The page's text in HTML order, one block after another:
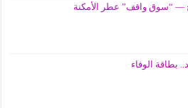
— “سوق واقف” عطر الأمكنة
بطاقة الوفاء